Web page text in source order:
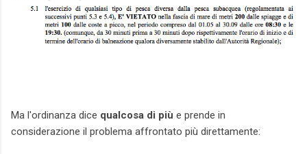
Ma l'ordinanza dice qualcosa di più e prende in
considerazione il problema affrontato più direttamente: